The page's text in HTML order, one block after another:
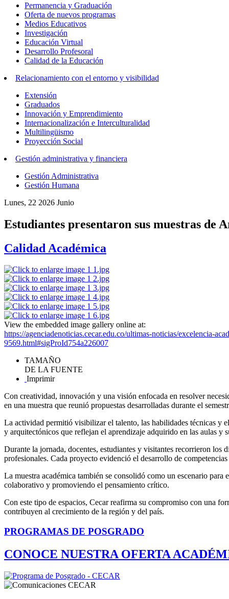
Permanencia y Graduación
Oferta de nuevos programas
Medios Educativos
Investigación
Educación Virtual
Desarrollo Profesoral
Calidad de la Educación
Relacionamiento con el entorno y visibilidad
Extensión
Graduados
Innovación y Emprendimiento
Internacionalización e Interculturalidad
Multilingüismo
Proyección Social
Gestión administrativa y financiera
Gestión Administrativa
Gestión Humana
Lunes, 22 2026 Junio
Estudiantes presentaron sus muestras de
Calidad Académica
View the embedded image gallery online at:
https://agenciadenoticias.cecar.edu.co/ultimas-noticias/excelencia-
9569.html#sigProId754a226007
TAMAÑO
DE LA FUENTE
Imprimir
Con creatividad, innovación y una visión enfocada en resolver
en una muestra que reunió propuestas desarrolladas durante el
La actividad permitió visibilizar el talento, las habilidades técnicas y
y arquitectónicos que reflejan el aprendizaje adquirido en las aulas
Durante la jornada, docentes, estudiantes y visitantes recorrieron los
profesionales. Cada proyecto evidenció el desarrollo de
La muestra académica también se consolidó como un escenario
colaborativo y promoviendo el pensamiento crítico.
Con este tipo de espacios, Cecar reafirma su compromiso con una
contribuyen al crecimiento de la región y del país.
PROGRAMAS DE POSGRADO
CONOCE NUESTRA OFERTA